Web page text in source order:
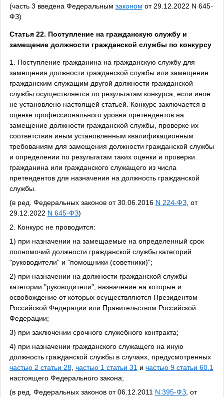
(часть 3 введена Федеральным законом от 29.12.2022 N 645-
ФЗ)
Статья 22. Поступление на гражданскую службу и
замещение должности гражданской службы по конкурсу
1. Поступление гражданина на гражданскую службу для
замещения должности гражданской службы или замещение
гражданским служащим другой должности гражданской
службы осуществляется по результатам конкурса, если иное
не установлено настоящей статьей. Конкурс заключается в
оценке профессионального уровня претендентов на
замещение должности гражданской службы, проверке их
соответствия иным установленным квалификационным
требованиям для замещения должности гражданской службы
и определении по результатам таких оценки и проверки
гражданина или гражданского служащего из числа
претендентов для назначения на должность гражданской
службы.
(в ред. Федеральных законов от 30.06.2016 N 224-ФЗ, от
29.12.2022 N 645-ФЗ)
2. Конкурс не проводится:
1) при назначении на замещаемые на определенный срок
полномочий должности гражданской службы категорий
"руководители" и "помощники (советники)";
2) при назначении на должности гражданской службы
категории "руководители", назначение на которые и
освобождение от которых осуществляются Президентом
Российской Федерации или Правительством Российской
Федерации;
3) при заключении срочного служебного контракта;
4) при назначении гражданского служащего на иную
должность гражданской службы в случаях, предусмотренных
частью 2 статьи 28, частью 1 статьи 31и частью 9 статьи 60.1
настоящего Федерального закона;
(в ред. Федеральных законов от 06.12.2011 N 395-ФЗ, от